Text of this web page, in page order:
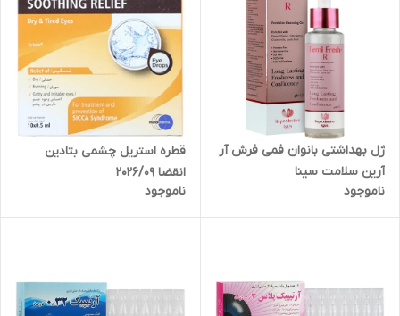
ژل بهداشتی بانوان فمی فرش آر
آرین سلامت سینا
ناموجود
قطره استریل چشمی بتادین
انقضا 2026/09
ناموجود